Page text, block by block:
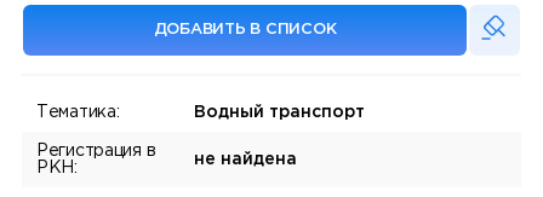
ДОБАВИТЬ В СПИСОК
Тематика: Водный транспорт
Регистрация в
РКН:
не найдена